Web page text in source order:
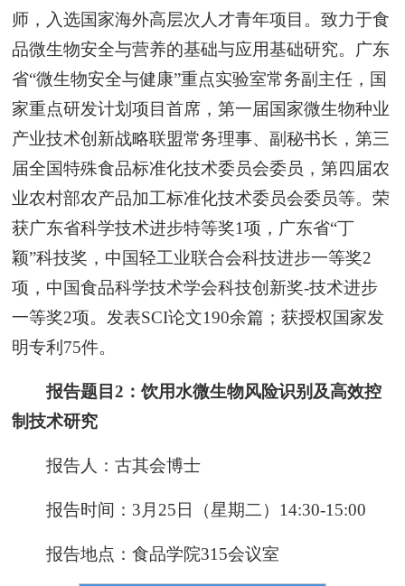
师，入选国家海外高层次人才青年项目。致力于食
品微生物安全与营养的基础与应用基础研究。广东
省“微生物安全与健康”重点实验室常务副主任，国
家重点研发计划项目首席，第一届国家微生物种业
产业技术创新战略联盟常务理事、副秘书长，第三
届全国特殊食品标准化技术委员会委员，第四届农
业农村部农产品加工标准化技术委员会委员等。荣
获广东省科学技术进步特等奖1项，广东省“丁
颖”科技奖，中国轻工业联合会科技进步一等奖2
项，中国食品科学技术学会科技创新奖-技术进步
一等奖2项。发表SCI论文190余篇；获授权国家发
明专利75件。
报告题目2：饮用水微生物风险识别及高效控
制技术研究
报告人：古其会博士
报告时间：3月25日（星期二）14:30-15:00
报告地点：食品学院315会议室